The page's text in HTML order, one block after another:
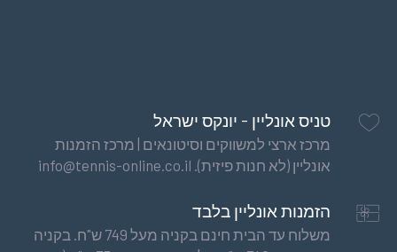
טניס אונליין - יונקס ישראל
מרכז ארצי למשווקים וסיטונאים | מרכז הזמנות
אונליין (לא חנות פיזית). info@tennis-online.co.il
הזמנות אונליין בלבד
משלוח עד הבית חינם בקניה מעל 749 ש"ח. בקניה